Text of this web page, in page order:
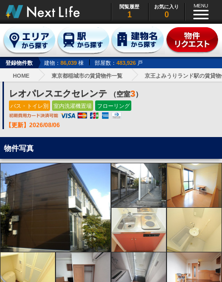
閲覧履歴
1
お気に入り
0
登録物件数 建物： 86,039 棟 部屋数： 483,926 戸
HOME 東京都稲城市の賃貸物件一覧 京王よみうりランド駅の賃貸物
レオパレスエクセレンテ （空室3）
バス・トイレ別 室内洗濯機置場 フローリング
【更新】2026/08/06
物件写真